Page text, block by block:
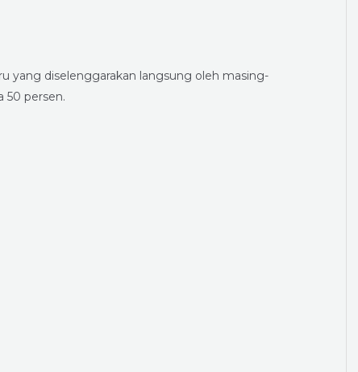
yang diselenggarakan langsung oleh masing-
50 persen.